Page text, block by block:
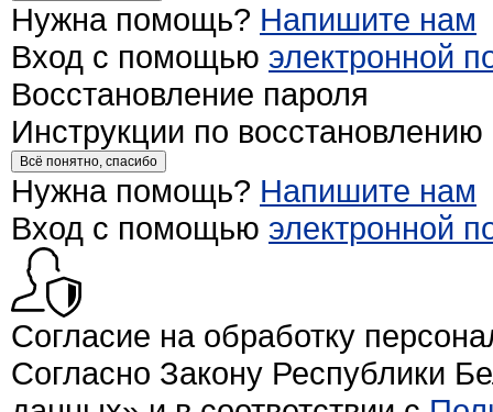
Нужна помощь? Напишите нам
Вход с помощью электронной
Восстановление пароля
Инструкции по
Всё понятно, спасибо
Нужна помощь? Напишите нам
Вход с помощью электронной
Согласие на обработку
Согласно Закону Республики